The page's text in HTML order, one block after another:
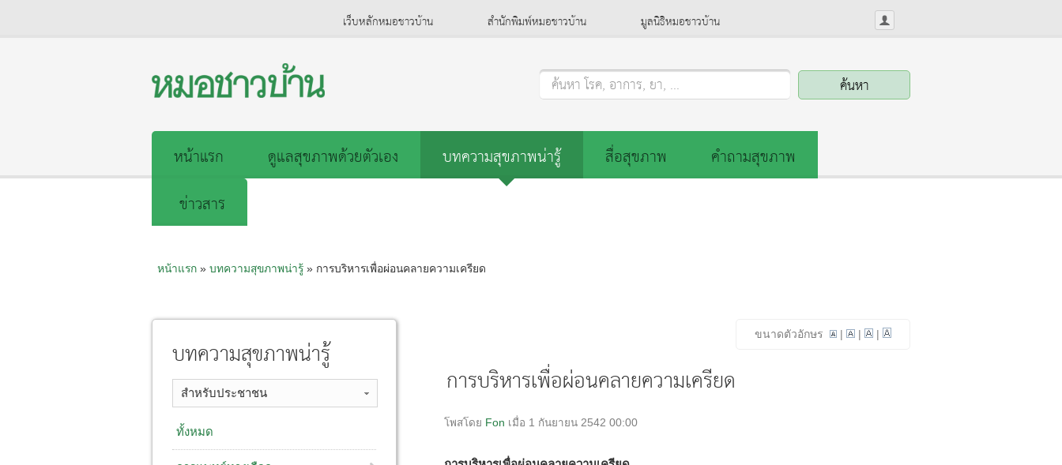
เว็บหลักหมอชาวบ้าน สำนักพิมพ์หมอชาวบ้าน มูลนิธิหมอชาวบ้าน
ค้นหา โรค, อาการ, ยา, ...
หน้าแรก ดูแลสุขภาพด้วยตัวเอง บทความสุขภาพน่ารู้ สื่อสุขภาพ
คำถามสุขภาพ
ข่าวสาร
หน้าแรก» บทความสุขภาพน่ารู้» การบริหารเพื่อผ่อนคลายความเครียด
ขนาดตัวอักษร | | |
การบริหารเพื่อผ่อนคลายความเครียด
โพสโดย Fon เมื่อ 1 กันยายน 2542 00:00
บทความสุขภาพน่ารู้
สำหรับประชาชน
ทั้งหมด